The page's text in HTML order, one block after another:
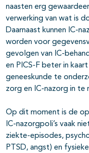
naasten erg
verwerking van wat is
Daarnaast kunnen IC-
worden voor
gevolgen van IC-
en PICS-F beter in
geneeskunde te
zorg en IC-nazorg in te
Op dit moment is de
IC-nazorgpoli’s vaak
ziekte-episodes,
PTSD, angst) en